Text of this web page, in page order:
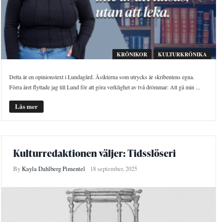
KRÖNIKOR KULTURKRÖNIKA
Detta är en opinionstext i Lundagård. Åsikterna som utrycks är skribentens egna.
Förra året flyttade jag till Lund för att göra verklighet av två drömmar: Att gå min ...
Läs mer
Kulturredaktionen väljer: Tidsslöseri
ByKayla Dahlberg Pimentel 18 september, 2025